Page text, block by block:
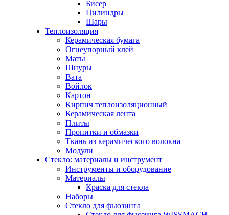
Бисер
Цилиндры
Шары
Теплоизоляция
Керамическая бумага
Огнеупорный клей
Маты
Шнуры
Вата
Войлок
Картон
Кирпич теплоизоляционный
Керамическая лента
Плиты
Пропитки и обмазки
Ткань из керамического волокна
Модули
Стекло: материалы и инструмент
Инструменты и оборудование
Материалы
Краска для стекла
Наборы
Стекло для фьюзинга